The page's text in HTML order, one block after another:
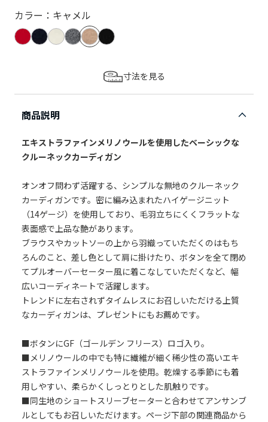
カラー：キャメル
寸法を見る
商品説明
エキストラファインメリノウールを使用したベーシックな
クルーネックカーディガン
オンオフ問わず活躍する、シンプルな無地のクルーネック
カーディガンです。密に編み込まれたハイゲージニット
（14ゲージ）を使用しており、毛羽立ちにくくフラットな
表面感で上品な艶があります。
ブラウスやカットソーの上から羽織っていただくのはもち
ろんのこと、差し色として肩に掛けたり、ボタンを全て閉め
てプルオーバーセーター風に着こなしていただくなど、幅
広いコーディネートで活躍します。
トレンドに左右されずタイムレスにお召しいただける上質
なカーディガンは、プレゼントにもお薦めです。
■ボタンにGF（ゴールデン フリース）ロゴ入り。
■メリノウールの中でも特に繊維が細く稀少性の高いエキ
ストラファインメリノウールを使用。乾燥する季節にも着
用しやすい、柔らかくしっとりとした肌触りです。
■同生地のショートスリーブセーターと合わせてアンサンブ
ルとしてもお召しいただけます。ページ下部の関連商品から